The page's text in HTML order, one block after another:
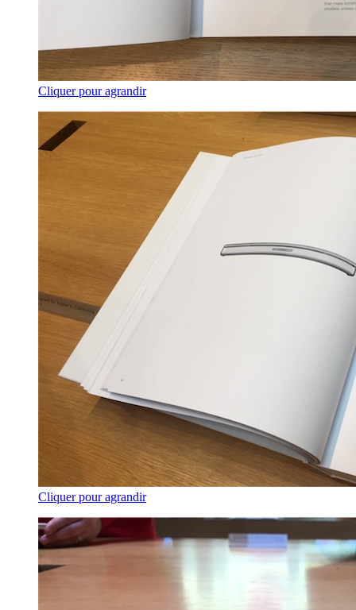
Cliquer pour agrandir
Cliquer pour agrandir